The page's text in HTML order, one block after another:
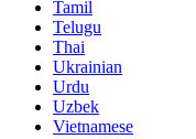
Tamil
Telugu
Thai
Ukrainian
Urdu
Uzbek
Vietnamese